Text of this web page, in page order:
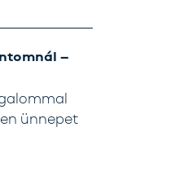
–
ünnepet